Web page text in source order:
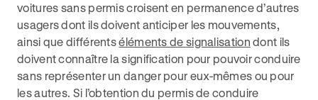
voitures sans permis croisent en permanence d’autres
usagers dont ils doivent anticiper les mouvements,
ainsi que différentséléments de signalisation dont ils
doivent connaître la signification pour pouvoir conduire
sans représenter un danger pour eux-mêmes ou pour
les autres. Si l’obtention du permis de conduire